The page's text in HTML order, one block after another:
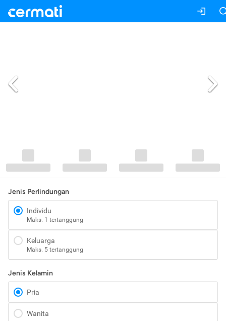
Jenis Perlindungan
Individu
Maks. 1 tertanggung
Keluarga
Maks. 5 tertanggung
Jenis Kelamin
Pria
Wanita